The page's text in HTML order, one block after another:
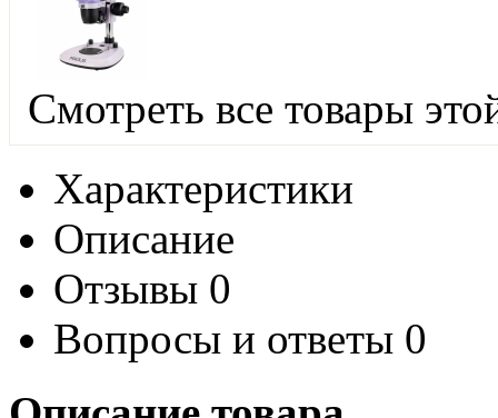
Смотреть все товары
Характеристики
Описание
Отзывы 0
Вопросы и ответы 0